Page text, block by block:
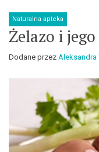
Naturalna apteka
Żelazo i
Dodane przez Aleksandra